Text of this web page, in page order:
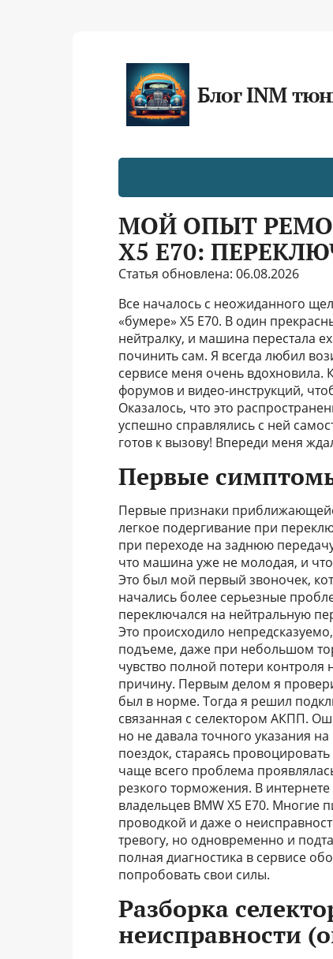
Блог INM
МОЙ ОПЫТ
X5 E70:
Статья обновлена: 06.08.2026
Все началось с неожиданного
«бумере» X5 E70. В один
нейтралку, и машина перестала
починить сам. Я всегда любил
сервисе меня очень
форумов и видео-инструкций,
Оказалось, что это
успешно справлялись с ней
готов к вызову! Впереди меня
Первые
Первые признаки
легкое подергивание при
при переходе на заднюю
что машина уже не молодая, и
Это был мой первый звоночек,
начались более серьезные
переключался на нейтральную
Это происходило
подъеме, даже при небольшом
чувство полной потери
причину. Первым делом я
был в норме. Тогда я решил
связанная с селектором АКПП.
но не давала точного указания
поездок, стараясь
чаще всего проблема
резкого торможения. В
владельцев BMW X5 E70. Многие
проводкой и даже о
тревогу, но одновременно и
полная диагностика в сервисе
попробовать свои силы.
Разборка
неисправности